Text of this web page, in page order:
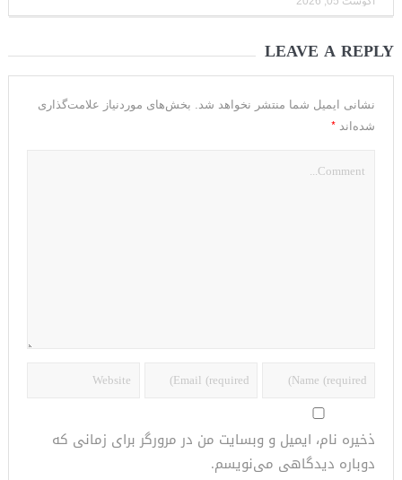
LEAVE A REPLY
نشانی ایمیل شما منتشر نخواهد شد.
بخش‌های موردنیاز علامت‌گذاری
شده‌اند *
ذخیره نام، ایمیل و وبسایت من در مرورگر برای زمانی که
دوباره دیدگاهی می‌نویسم.